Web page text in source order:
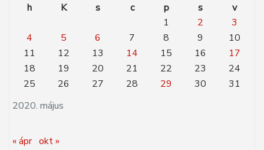
2020. május
h K s c p s
v
1
2
3
4
5 6 7 8 9
10
11
12 13 14 15 16
17
18
19 20 21 22 23
24
25
26 27 28 29 30 31
« ápr okt »